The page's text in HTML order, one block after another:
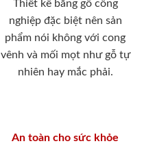
Thiết kế bằng gỗ công
nghiệp đặc biệt nên sản
phẩm nói không với cong
vênh và mối mọt như gỗ tự
nhiên hay mắc phải.
An toàn cho sức khỏe